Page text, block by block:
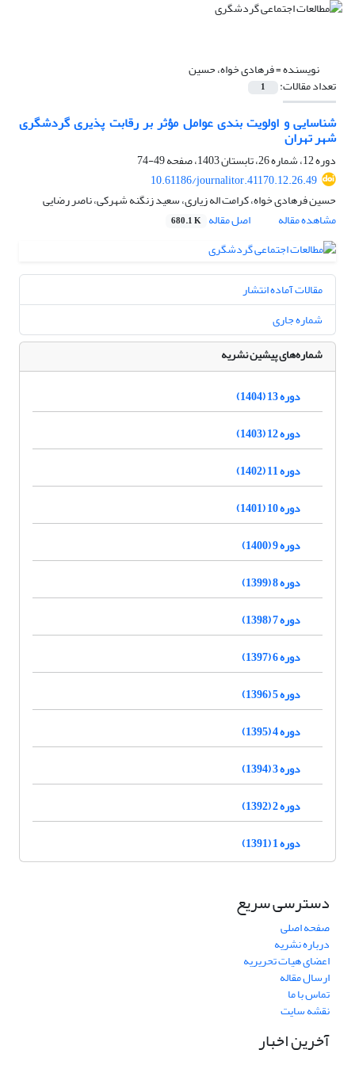
نویسنده =فرهادی خواه، حسین
تعداد مقالات: 1
شناسایی و اولویت بندی عوامل مؤثر بر رقابت پذیری گردشگری
شهر تهران
دوره 12، شماره 26، تابستان 1403، صفحه
49-74
10.61186/journalitor.41170.12.26.49
حسین فرهادی خواه، کرامت اله زیاری، سعید زنگنه شهرکی، ناصر رضایی
مشاهده مقاله
اصل مقاله 680.1 K
مقالات آماده انتشار
شماره جاری
شماره‌های پیشین نشریه
دوره 13 (1404)
دوره 12 (1403)
دوره 11 (1402)
دوره 10 (1401)
دوره 9 (1400)
دوره 8 (1399)
دوره 7 (1398)
دوره 6 (1397)
دوره 5 (1396)
دوره 4 (1395)
دوره 3 (1394)
دوره 2 (1392)
دوره 1 (1391)
دسترسی سریع
صفحه اصلی
درباره نشریه
اعضای هیات تحریریه
ارسال مقاله
تماس با ما
نقشه سایت
آخرین اخبار